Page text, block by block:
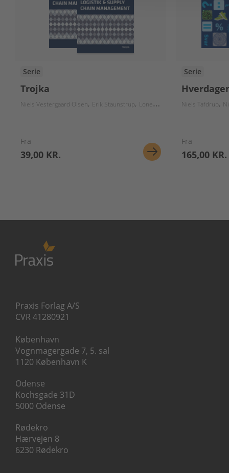
Serie
Trojka
Niels Vestergaard Olsen Erik Staunstrup Lone Hermann Jens Nyeland
Fra
39,00 KR.
Serie
Niels Tafdrup
Fra
165,00 KR.
Praxis Forlag A/S
CVR 41280921
København
Vognmagergade 7, 5. sal
1120 København K
Odense
Kochsgade 31D
5000 Odense
Rødekro
Hærvejen 8
6230 Rødekro